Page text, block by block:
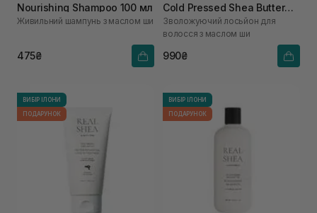
Nourishing Shampoo 100 мл
Живильний шампунь з маслом ши
475₴
Cold Pressed Shea Butter
Anti-frizz Hydrating Hair
Lotion 150 мл
Зволожуючий лосьйон для
волосся з маслом ши
990₴
ВИБІР ІЛОНИ
ПОДАРУНОК
ВИБІР ІЛОНИ
ПОДАРУНОК